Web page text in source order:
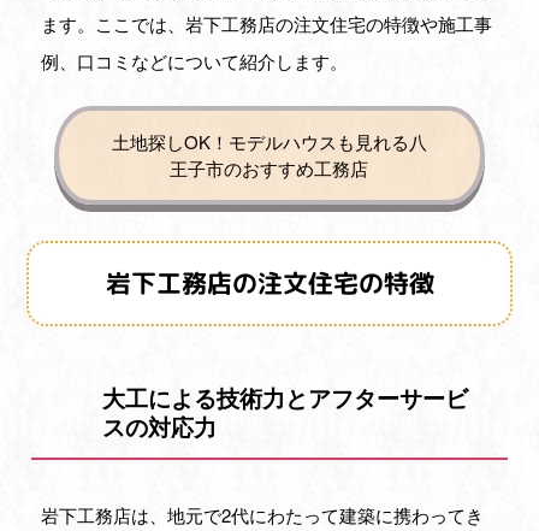
ます。ここでは、岩下工務店の注文住宅の特徴や施工事
例、口コミなどについて紹介します。
土地探しOK！モデルハウスも見れる八
王子市のおすすめ工務店
岩下工務店の注文住宅の特徴
大工による技術力とアフターサービ
スの対応力
岩下工務店は、地元で2代にわたって建築に携わってき